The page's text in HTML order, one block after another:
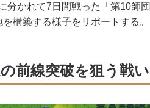
分かれて7日間戦った「第10師
構築する様子をリポートする。
前線突破を狙う戦い